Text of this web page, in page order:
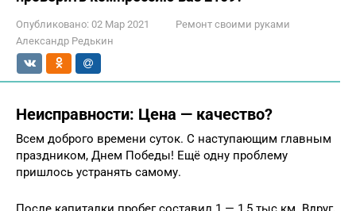
Опубликовано: 02 Мар 2021
Ремонт своими руками
Александр Редькин
Неисправности: Цена — качество?
Всем доброго времени суток. С наступающим главным
праздником, Днем Победы! Ещё одну проблему
пришлось устранять самому.